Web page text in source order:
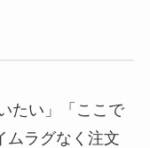
たい」「ここで
ムラグなく注文